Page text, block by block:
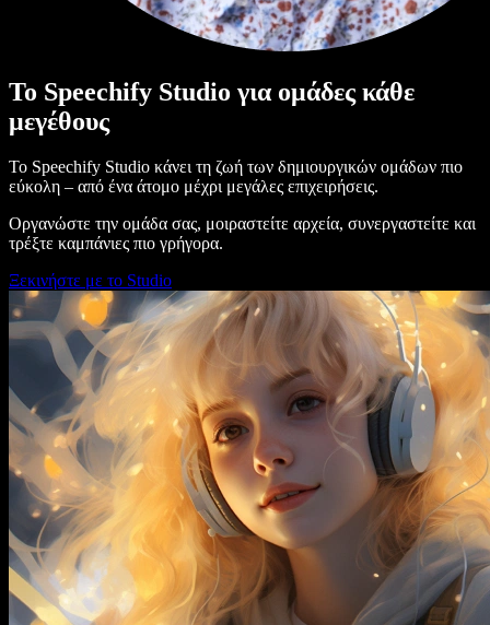
Το Speechify Studio για ομάδες κάθε
μεγέθους
Το Speechify Studio κάνει τη ζωή των δημιουργικών ομάδων πιο
εύκολη – από ένα άτομο μέχρι μεγάλες επιχειρήσεις.
Οργανώστε την ομάδα σας, μοιραστείτε αρχεία, συνεργαστείτε και
τρέξτε καμπάνιες πιο γρήγορα.
Ξεκινήστε με το Studio